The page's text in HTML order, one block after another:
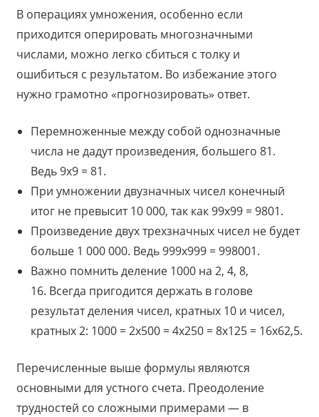
В операциях умножения, особенно если
приходится оперировать многозначными
числами, можно легко сбиться с толку и
ошибиться с результатом. Во избежание этого
нужно грамотно «прогнозировать» ответ.
Перемноженные между собой однозначные
числа не дадут произведения, большего 81.
Ведь 9х9 = 81.
При умножении двузначных чисел конечный
итог не превысит 10 000, так как 99х99 = 9801.
Произведение двух трехзначных чисел не будет
больше 1 000 000. Ведь 999х999 = 998001.
Важно помнить деление 1000 на 2, 4, 8,
16. Всегда пригодится держать в голове
результат деления чисел, кратных 10 и чисел,
кратных 2: 1000 = 2х500 = 4х250 = 8х125 = 16х62,5.
Перечисленные выше формулы являются
основными для устного счета. Преодоление
трудностей со сложными примерами — в